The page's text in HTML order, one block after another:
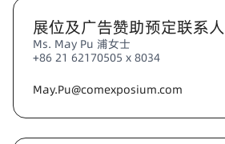
展位及广告赞助预定联系人
Ms. May Pu 浦女士
+86 21 62170505 x 8034
May.Pu@comexposium.com